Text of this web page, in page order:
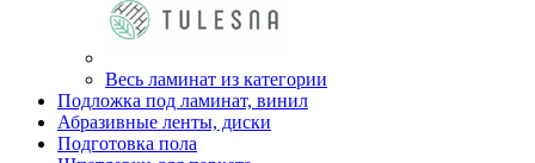
Весь ламинат из категории
Подложка под ламинат, винил
Абразивные ленты, диски
Подготовка пола